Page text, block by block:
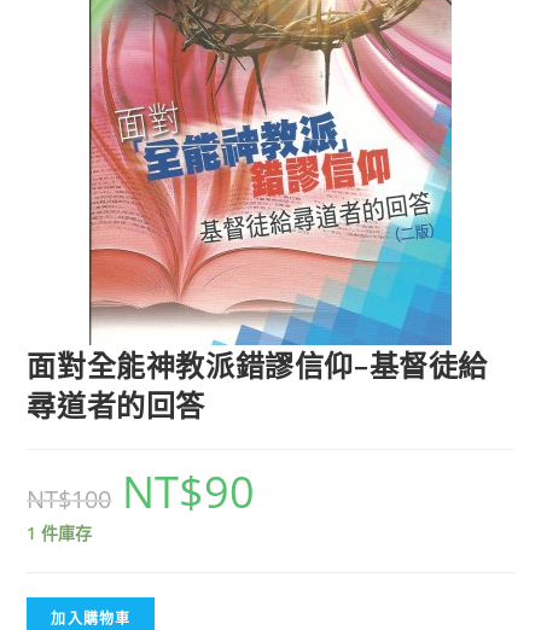
面對全能神教派錯謬信仰–基督徒給
尋道者的回答
NT$100 NT$90
1 件庫存
加入購物車